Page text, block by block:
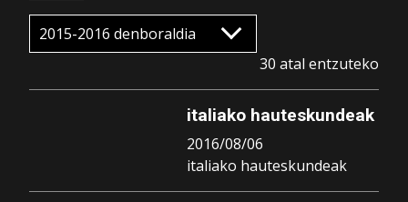
30 atal entzuteko
italiako hauteskundeak
2016/08/06
italiako hauteskundeak